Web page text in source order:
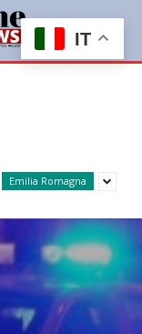
Emilia Romagna
IT